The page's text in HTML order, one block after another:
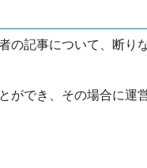
の記事について、断り
ができ、その場合に運